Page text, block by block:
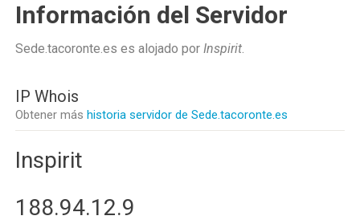
Información del Servidor
Sede.tacoronte.es es alojado por Inspirit.
IP Whois
Obtener más historia servidor de Sede.tacoronte.es
Inspirit
188.94.12.9